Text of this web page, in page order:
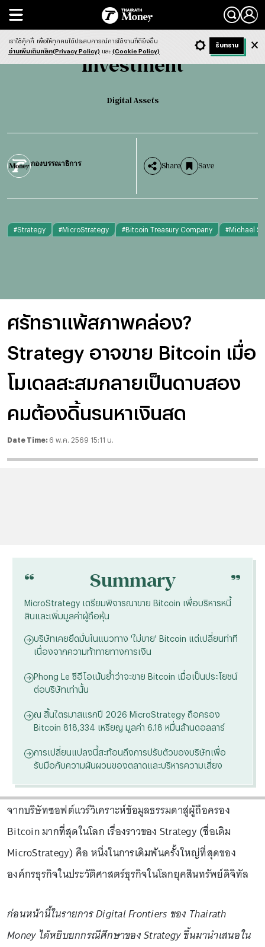
Search
Investment Digital Assets
Investment
Digital Assets
กองบรรณาธิการ Share Save
#Strategy #MicroStrategy #Bitcoin Treasury Company #Michael
ศรัทธาแพ้สภาพคล่อง?
Strategy อาจขาย Bitcoin เมื่อ
โมเดลสะสมกลายเป็นดาบสอง
คมต้องดิ้นรนหาเงินสด
Date Time: 6 พ.ค. 2569 15:11 น.
- ก + ก Dark ฟังข่าว
English version
“ Summary “
MicroStrategy เตรียมพิจารณาขาย Bitcoin เพื่อบริหารหนี้
สินและเพิ่มมูลค่าผู้ถือหุ้น
บริษัทเคยยึดมั่นในแนวทาง 'ไม่ขาย' Bitcoin แต่เปลี่ยนท่าที
เนื่องจากความท้าทายทางการเงิน
Phong Le ซีอีโอเน้นย้ำว่าจะขาย Bitcoin เมื่อเป็นประโยชน์
ต่อบริษัทเท่านั้น
ณ สิ้นไตรมาสแรกปี 2026 MicroStrategy ถือครอง
Bitcoin 818,334 เหรียญ มูลค่า 6.18 หมื่นล้านดอลลาร์
การเปลี่ยนแปลงนี้สะท้อนถึงการปรับตัวของบริษัทเพื่อ
รับมือกับความผันผวนของตลาดและบริหารความเสี่ยง
จากบริษัทซอฟต์แวร์วิเคราะห์ข้อมูลธรรมดาสู่ผู้ถือครอง
Bitcoin มากที่สุดในโลก เรื่องราวของ Strategy (ชื่อเดิม
MicroStrategy) คือ หนึ่งในการเดิมพันครั้งใหญ่ที่สุดของ
องค์กรธุรกิจในประวัติศาสตร์ธุรกิจในโลกยุคสินทรัพย์ดิจิทัล
ก่อนหน้านี้ในรายการ Digital Frontiers ของ Thairath
Money ได้หยิบยกกรณีศึกษาของ Strategy ขึ้นมานำเสนอใน
เราใช้คุ้กกี้ เพื่อให้ทุกคนได้ประสบการณ์การใช้งานที่ดียิ่งขึ้น
อ่านเพิ่มเติมคลิก(Privacy Policy) และ (Cookie Policy)
รับทราบ